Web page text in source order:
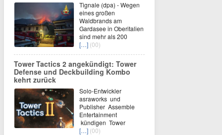
Tignale (dpa) - Wegen
eines großen
Waldbrands am
Gardasee in Oberitalien
sind mehr als 200
[…] (00)
Tower Tactics 2 angekündigt: Tower
Defense und Deckbuilding Kombo
kehrt zurück
Solo-Entwickler
asraworks und
Publisher Assemble
Entertainment
kündigen Tower
[…] (00)